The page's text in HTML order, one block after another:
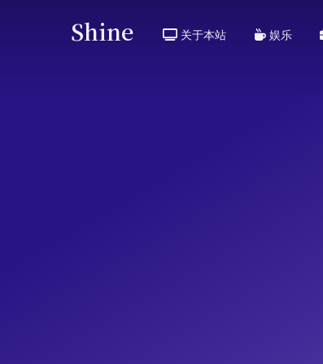
Shine 关于本站 娱乐